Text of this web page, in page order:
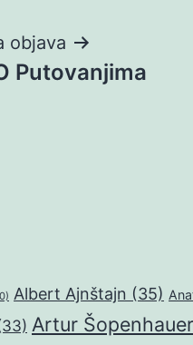
objava
Putovanjima
Albert Ajnštajn (35)
Artur Šopenhauer